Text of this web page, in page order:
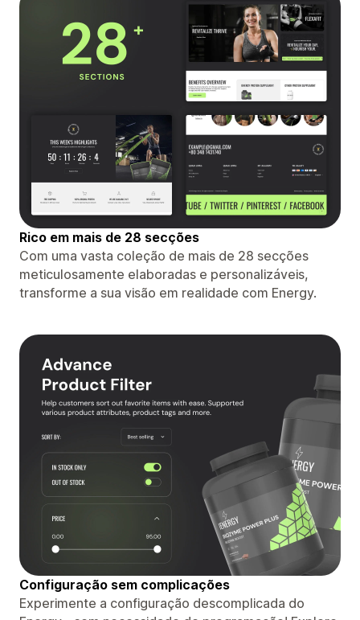
Rico em mais de 28 secções
Com uma vasta coleção de mais de 28 secções
meticulosamente elaboradas e personalizáveis,
transforme a sua visão em realidade com Energy.
Configuração sem complicações
Experimente a configuração descomplicada do